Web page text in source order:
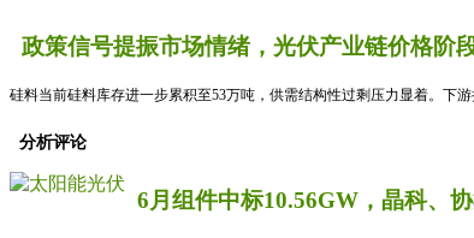
政策信号提振市场情绪，光伏产业链价格阶
硅料当前硅料库存进一步累积至53万吨，供需结构性过剩压力显着。下
分析评论
6月组件中标10.56GW，晶科、